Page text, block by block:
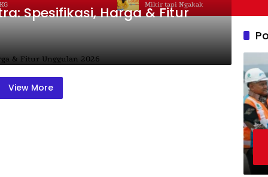
Mikir tapi Ngakak
Spesifikasi, Harga & Fitur
View More